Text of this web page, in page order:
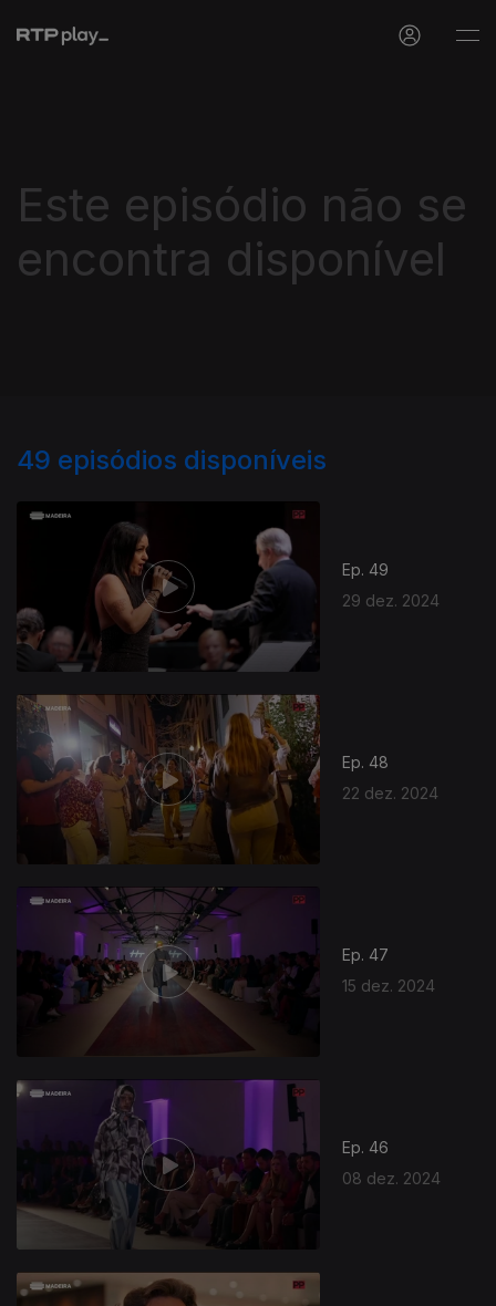
Este episódio não se
encontra disponível
49 episódios disponíveis
Ep. 49
29 dez. 2024
Ep. 48
22 dez. 2024
Ep. 47
15 dez. 2024
Ep. 46
08 dez. 2024